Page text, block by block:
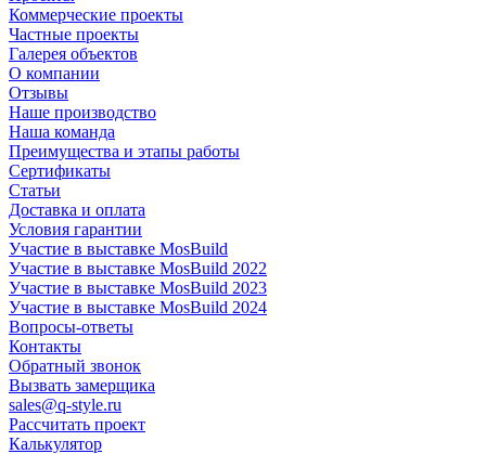
Коммерческие проекты
Частные проекты
Галерея объектов
О компании
Отзывы
Наше производство
Наша команда
Преимущества и этапы работы
Сертификаты
Статьи
Доставка и оплата
Условия гарантии
Участие в выставке MosBuild
Участие в выставке MosBuild 2022
Участие в выставке MosBuild 2023
Участие в выставке MosBuild 2024
Вопросы-ответы
Контакты
Обратный звонок
Вызвать замерщика
sales@q-style.ru
Рассчитать проект
Калькулятор